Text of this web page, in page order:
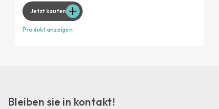
Vitrokeramische Oberfläche
Jetzt kaufen
Produkt anzeigen
Bleiben sie in kontakt!